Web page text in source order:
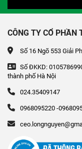
CÔNG TY CỔ PHẦN
Số 16 Ngõ 553 Giải
Số ĐKKD:
thành phố Hà Nội
024.35409147
0968095220 -